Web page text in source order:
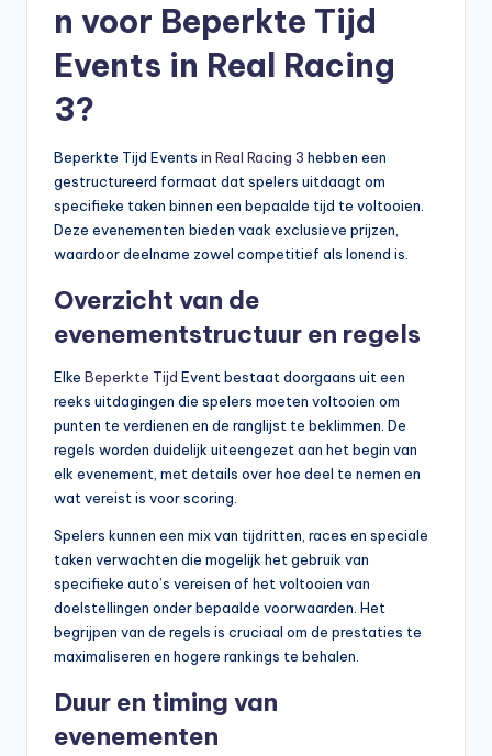
n voor Beperkte Tijd
Events in Real Racing
3?
Beperkte Tijd Events in Real Racing 3 hebben een
gestructureerd formaat dat spelers uitdaagt om
specifieke taken binnen een bepaalde tijd te voltooien.
Deze evenementen bieden vaak exclusieve prijzen,
waardoor deelname zowel competitief als lonend is.
Overzicht van de
evenementstructuur en regels
Elke Beperkte Tijd Event bestaat doorgaans uit een
reeks uitdagingen die spelers moeten voltooien om
punten te verdienen en de ranglijst te beklimmen. De
regels worden duidelijk uiteengezet aan het begin van
elk evenement, met details over hoe deel te nemen en
wat vereist is voor scoring.
Spelers kunnen een mix van tijdritten, races en speciale
taken verwachten die mogelijk het gebruik van
specifieke auto’s vereisen of het voltooien van
doelstellingen onder bepaalde voorwaarden. Het
begrijpen van de regels is cruciaal om de prestaties te
maximaliseren en hogere rankings te behalen.
Duur en timing van
evenementen